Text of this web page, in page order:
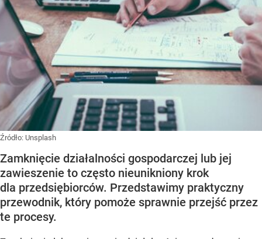
Źródło: Unsplash
Zamknięcie działalności gospodarczej lub jej
zawieszenie to często nieunikniony krok
dla przedsiębiorców. Przedstawimy praktyczny
przewodnik, który pomoże sprawnie przejść przez
te procesy.